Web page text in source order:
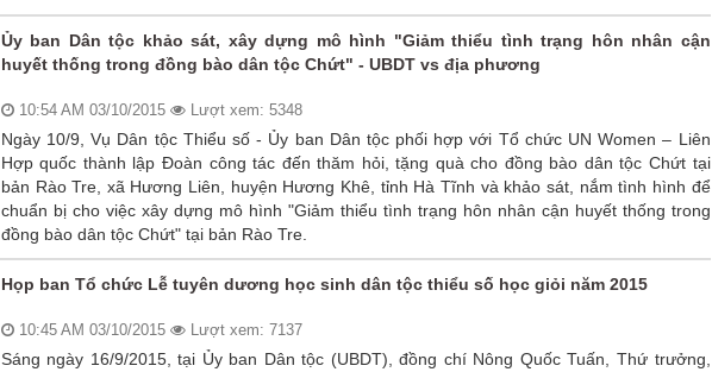
Ủy ban Dân tộc khảo sát, xây dựng mô hình "Giảm thiểu tình trạng hôn nhân cận
huyết thống trong đồng bào dân tộc Chứt" - UBDT vs địa phương
10:54 AM 03/10/2015 Lượt xem: 5348
Ngày 10/9, Vụ Dân tộc Thiểu số - Ủy ban Dân tộc phối hợp với Tổ chức UN Women – Liên
Hợp quốc thành lập Đoàn công tác đến thăm hỏi, tặng quà cho đồng bào dân tộc Chứt tại
bản Rào Tre, xã Hương Liên, huyện Hương Khê, tỉnh Hà Tĩnh và khảo sát, nắm tình hình để
chuẩn bị cho việc xây dựng mô hình "Giảm thiểu tình trạng hôn nhân cận huyết thống trong
đồng bào dân tộc Chứt" tại bản Rào Tre.
Họp ban Tổ chức Lễ tuyên dương học sinh dân tộc thiểu số học giỏi năm 2015
10:45 AM 03/10/2015 Lượt xem: 7137
Sáng ngày 16/9/2015, tại Ủy ban Dân tộc (UBDT), đồng chí Nông Quốc Tuấn, Thứ trưởng,